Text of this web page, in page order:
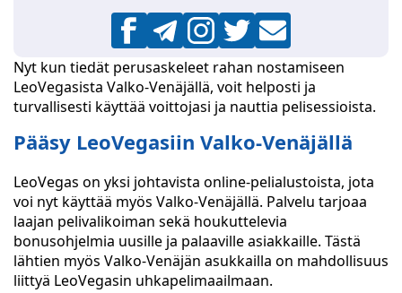
Nyt kun tiedät perusaskeleet rahan nostamiseen
LeoVegasista Valko-Venäjällä, voit helposti ja
turvallisesti käyttää voittojasi ja nauttia pelisessioista.
Pääsy LeoVegasiin Valko-Venäjällä
LeoVegas on yksi johtavista online-pelialustoista, jota
voi nyt käyttää myös Valko-Venäjällä. Palvelu tarjoaa
laajan pelivalikoiman sekä houkuttelevia
bonusohjelmia uusille ja palaaville asiakkaille. Tästä
lähtien myös Valko-Venäjän asukkailla on mahdollisuus
liittyä LeoVegasin uhkapelimaailmaan.